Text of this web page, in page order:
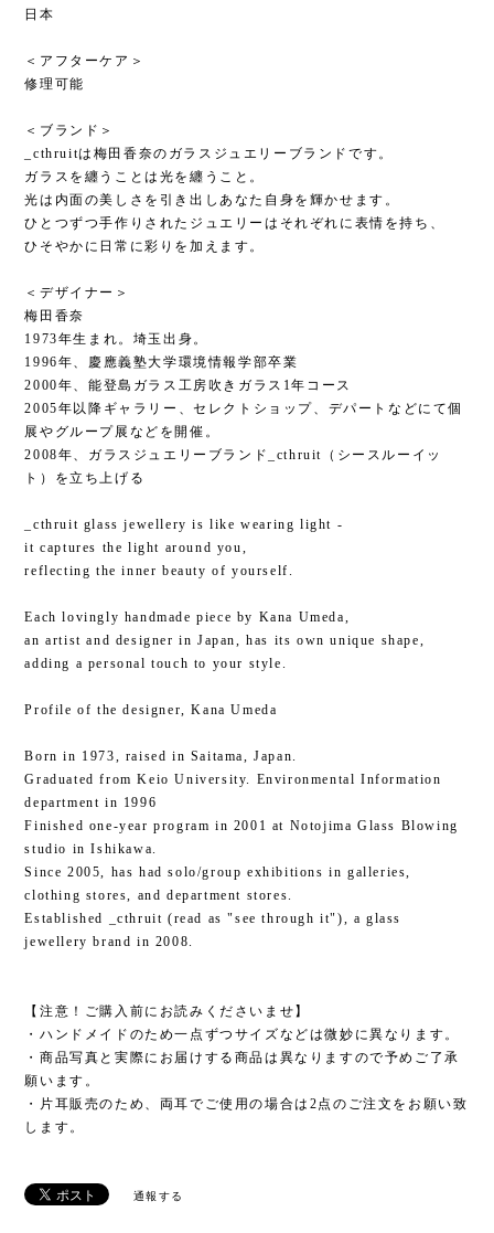
日本
＜アフターケア＞
修理可能
＜ブランド＞
_cthruitは梅田香奈のガラスジュエリーブランドです。
ガラスを纏うことは光を纏うこと。
光は内面の美しさを引き出しあなた自身を輝かせます。
ひとつずつ手作りされたジュエリーはそれぞれに表情を持ち、
ひそやかに日常に彩りを加えます。
＜デザイナー＞
梅田香奈
1973年生まれ。埼玉出身。
1996年、慶應義塾大学環境情報学部卒業
2000年、能登島ガラス工房吹きガラス1年コース
2005年以降ギャラリー、セレクトショップ、デパートなどにて個
展やグループ展などを開催。
2008年、ガラスジュエリーブランド_cthruit（シースルーイッ
ト）を立ち上げる
_cthruit glass jewellery is like wearing light -
it captures the light around you,
reflecting the inner beauty of yourself.
Each lovingly handmade piece by Kana Umeda,
an artist and designer in Japan, has its own unique shape,
adding a personal touch to your style.
Profile of the designer, Kana Umeda
Born in 1973, raised in Saitama, Japan.
Graduated from Keio University. Environmental Information
department in 1996
Finished one-year program in 2001 at Notojima Glass Blowing
studio in Ishikawa.
Since 2005, has had solo/group exhibitions in galleries,
clothing stores, and department stores.
Established _cthruit (read as "see through it"), a glass
jewellery brand in 2008.
【注意！ご購入前にお読みくださいませ】
・ハンドメイドのため一点ずつサイズなどは微妙に異なります。
・商品写真と実際にお届けする商品は異なりますので予めご了承
願います。
・片耳販売のため、両耳でご使用の場合は2点のご注文をお願い致
します。
通報する